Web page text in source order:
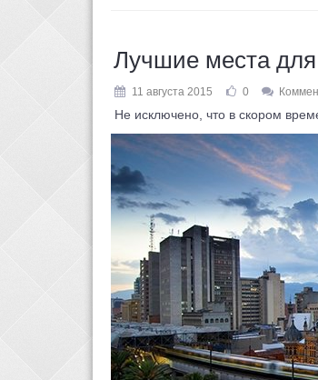
Лучшие места
11 августа 2015 0
Не исключено, что в скором